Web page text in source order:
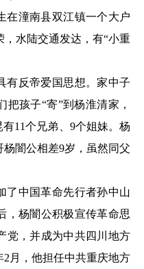
在潼南县双江镇一个大户
水陆交通发达，有“小重
有反帝爱国思想。家中子
孩子“寄”到杨淮清家，
11个兄弟、9个姐妹。杨
闇公相差9岁，虽然同父
了中国革命先行者孙中山
，杨闇公积极宣传革命思
党，并成为中共四川地方
2月，他担任中共重庆地方